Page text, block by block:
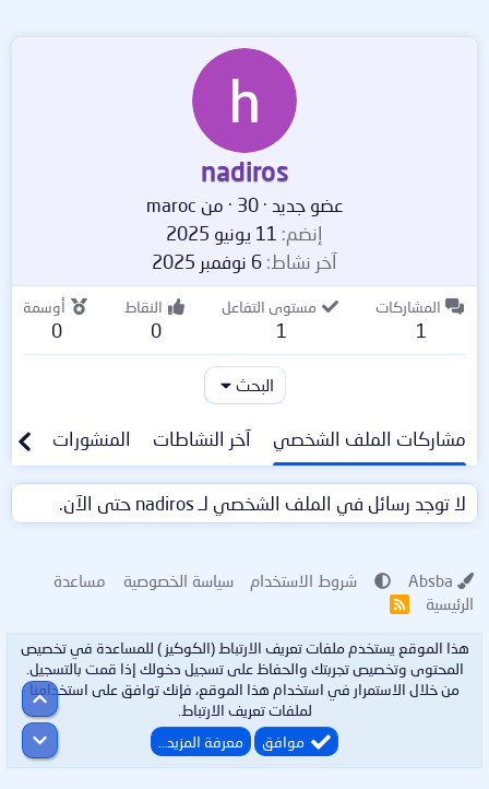
nadiros
عضو جديد ·
30
· من maroc
إنضم 11 يونيو 2025
آخر نشاط 6 نوفمبر 2025
المشاركات
1
مستوى التفاعل
1
النقاط
0
أوسمة
0
البحث
مشاركات الملف الشخصي آخر النشاطات المنشورات
لا توجد رسائل في الملف الشخصي لـ nadiros حتى الآن.
شروط الاستخدام سياسة الخصوصية
مساعدة
الرئيسية
R
هذا الموقع يستخدم ملفات تعريف الارتباط (الكوكيز ) للمساعدة في تخصيص
المحتوى وتخصيص تجربتك والحفاظ على تسجيل دخولك إذا قمت بالتسجيل.
من خلال الاستمرار في استخدام هذا الموقع، فإنك توافق على استخدامنا
لملفات تعريف الارتباط.
موافق
معرفة المزيد…
أعلى